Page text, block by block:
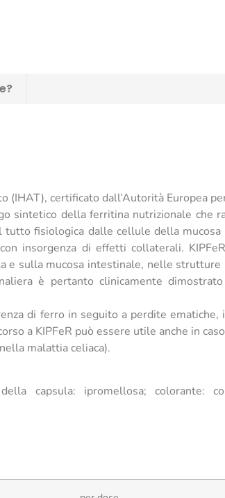
certificato dall’Autorità Europea
sintetico della ferritina nutrizionale che
fisiologica dalle cellule della
insorgenza di effetti collaterali.
e sulla mucosa intestinale, nelle
è pertanto clinicamente
di ferro in seguito a perdite
a KIPFeR può essere utile anche in
malattia celiaca).
capsula: ipromellosa; colorante: